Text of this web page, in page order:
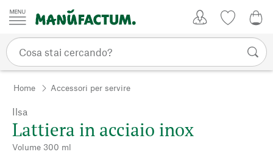
Vai al contenuto
Home Accessori per servire
Ilsa
Lattiera in acciaio inox
Volume 300 ml